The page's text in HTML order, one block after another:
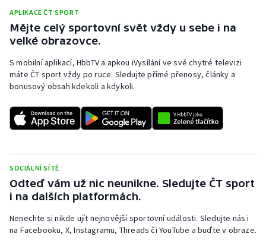
Ragby
Rychlobruslení
Rychlostní kanoistika
Short track
Sportovní střelba
Triatlon
Vodní slalom
APLIKACE ČT SPORT
Mějte celý sportovní svět vždy u sebe i na
velké obrazovce.
S mobilní aplikací, HbbTV a apkou iVysílání ve své chytré televizi
máte ČT sport vždy po ruce. Sledujte přímé přenosy, články a
bonusový obsah kdekoli a kdykoli.
SOCIÁLNÍ SÍTĚ
Odteď vám už nic neunikne. Sledujte ČT sport
i na dalších platformách.
Nenechte si nikde ujít nejnovější sportovní události. Sledujte nás i
na Facebooku, X, Instagramu, Threads či YouTube a buďte v obraze.